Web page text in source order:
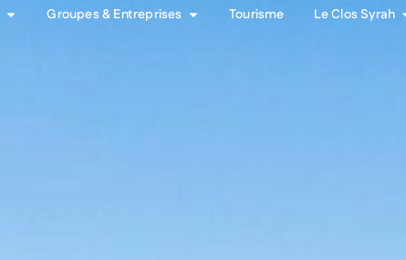
Groupes & Entreprises Tourisme Le Clos Syrah